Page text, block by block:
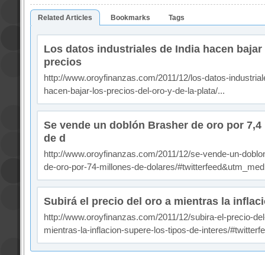
Related Articles Bookmarks Tags
Los datos industriales de India hacen bajar
precios
http://www.oroyfinanzas.com/2011/12/los-datos-
hacen-bajar-los-precios-del-oro-y-de-la-plata/...
Se vende un doblón Brasher de oro por
de d
http://www.oroyfinanzas.com/2011/12/se-vende-un-
de-oro-por-74-millones-de-dolares/
Subirá el precio del oro a mientras la
http://www.oroyfinanzas.com/2011/12/subira-el-precio-
mientras-la-inflacion-supere-los-tipos-de-interes/